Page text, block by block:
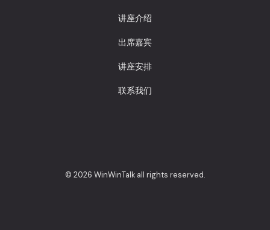
讲座介绍
出席嘉宾
讲座安排
联系我们
© 2026 WinWinTalk all rights reserved.